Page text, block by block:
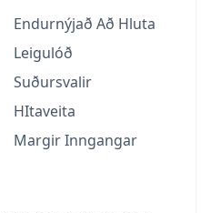
Endurnýjað Að Hluta
Leigulóð
Suðursvalir
HItaveita
Margir Inngangar